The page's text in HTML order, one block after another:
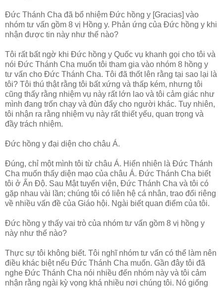
Đức Thánh Cha đã bổ nhiệm Đức hồng y [Gracias] vào
nhóm tư vấn gồm 8 vị Hồng y. Phản ứng của Đức hồng y khi
nhận được tin này như thế nào?
Tôi rất bất ngờ khi Đức hồng y Quốc vụ khanh gọi cho tôi và
nói Đức Thánh Cha muốn tôi tham gia vào nhóm 8 hồng y
tư vấn cho Đức Thánh Cha. Tôi đã thốt lên rằng tại sao lại là
tôi? Tôi thú thật rằng tôi bất xứng và thấp kém, nhưng tôi
cũng thấy rằng nhiệm vụ này rất lớn lao và tôi cảm giác như
mình đang trốn chạy và đùn đẩy cho người khác. Tuy nhiên,
tôi nhận ra rằng nhiệm vụ này rất thiết yếu, quan trọng và
đầy trách nhiệm.
Đức hồng y đại diện cho châu Á.
Đúng, chỉ một mình tôi từ châu Á. Hiển nhiên là Đức Thánh
Cha muốn thấy diện mạo của châu Á. Đức Thánh Cha biết
tôi ở Ấn Độ. Sau Mật tuyển viện, Đức Thánh Cha và tôi có
gặp nhau vài lần; chúng tôi có liên hệ cá nhân, trao đổi riêng
về nhiều vấn đề của Giáo hội. Ngài biết quan điểm của tôi.
Đức hồng y thấy vai trò của nhóm tư vấn gồm 8 vị hồng y
này như thế nào?
Thực sự tôi không biết. Tôi nghĩ nhóm tư vấn có thể làm nên
điều khác biệt nếu Đức Thánh Cha muốn. Gần đây tôi đã
nghe Đức Thánh Cha nói nhiều đến nhóm này và tôi cảm
nhận rằng ngài kỳ vọng khá nhiều nơi chúng tôi. Nó giống